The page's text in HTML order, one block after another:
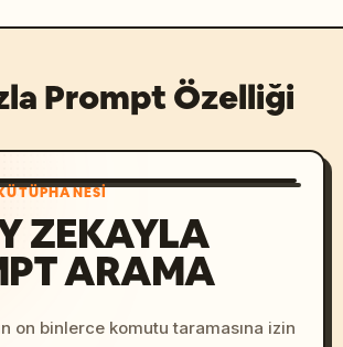
Prompt Özelliği
ZEKAYLA
ARAMA
on binlerce komutu taramasına izin